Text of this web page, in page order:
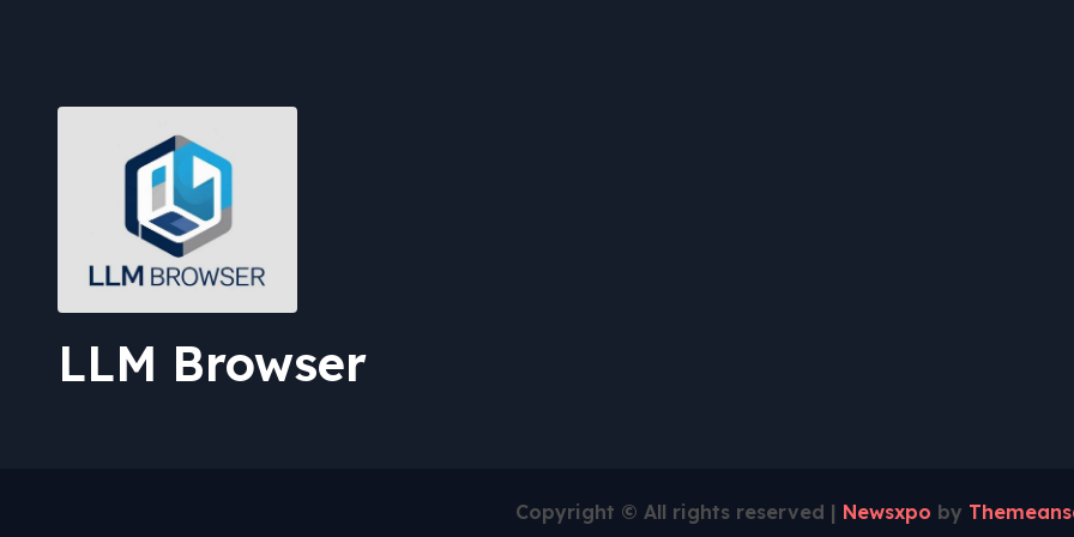
LLM Browser
Copyright © All rights reserved | Newsxpo by